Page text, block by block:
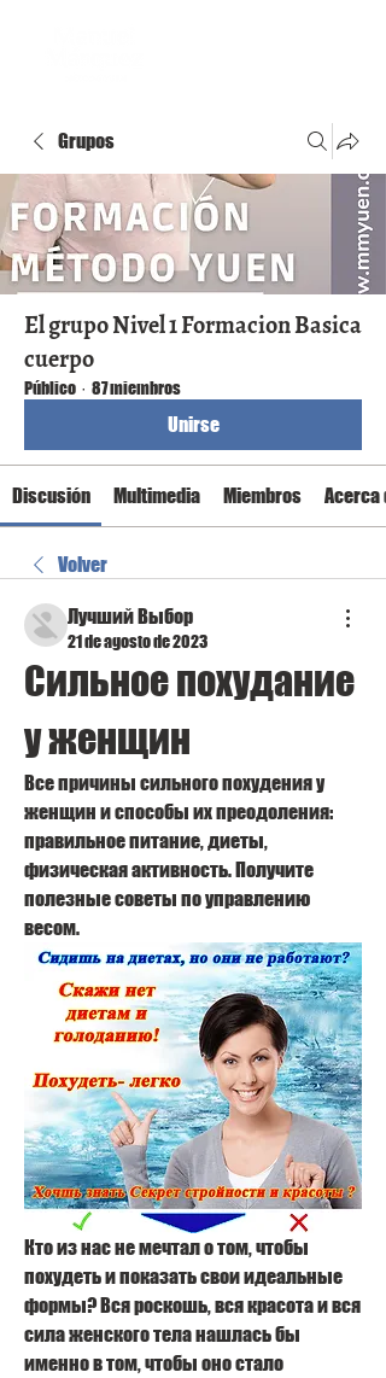
Grupos
El grupo Nivel 1 Formacion Basica
cuerpo
Público · 87 miembros
Unirse
Discusión Multimedia Miembros Acerca
Volver
Лучший Выбор
21 de agosto de 2023
Сильное похудание
у женщин
Все причины сильного похудения у
женщин и способы их преодоления:
правильное питание, диеты,
физическая активность. Получите
полезные советы по управлению
весом.
Кто из нас не мечтал о том, чтобы
похудеть и показать свои идеальные
формы? Вся роскошь, вся красота и вся
сила женского тела нашлась бы
именно в том, чтобы оно стало